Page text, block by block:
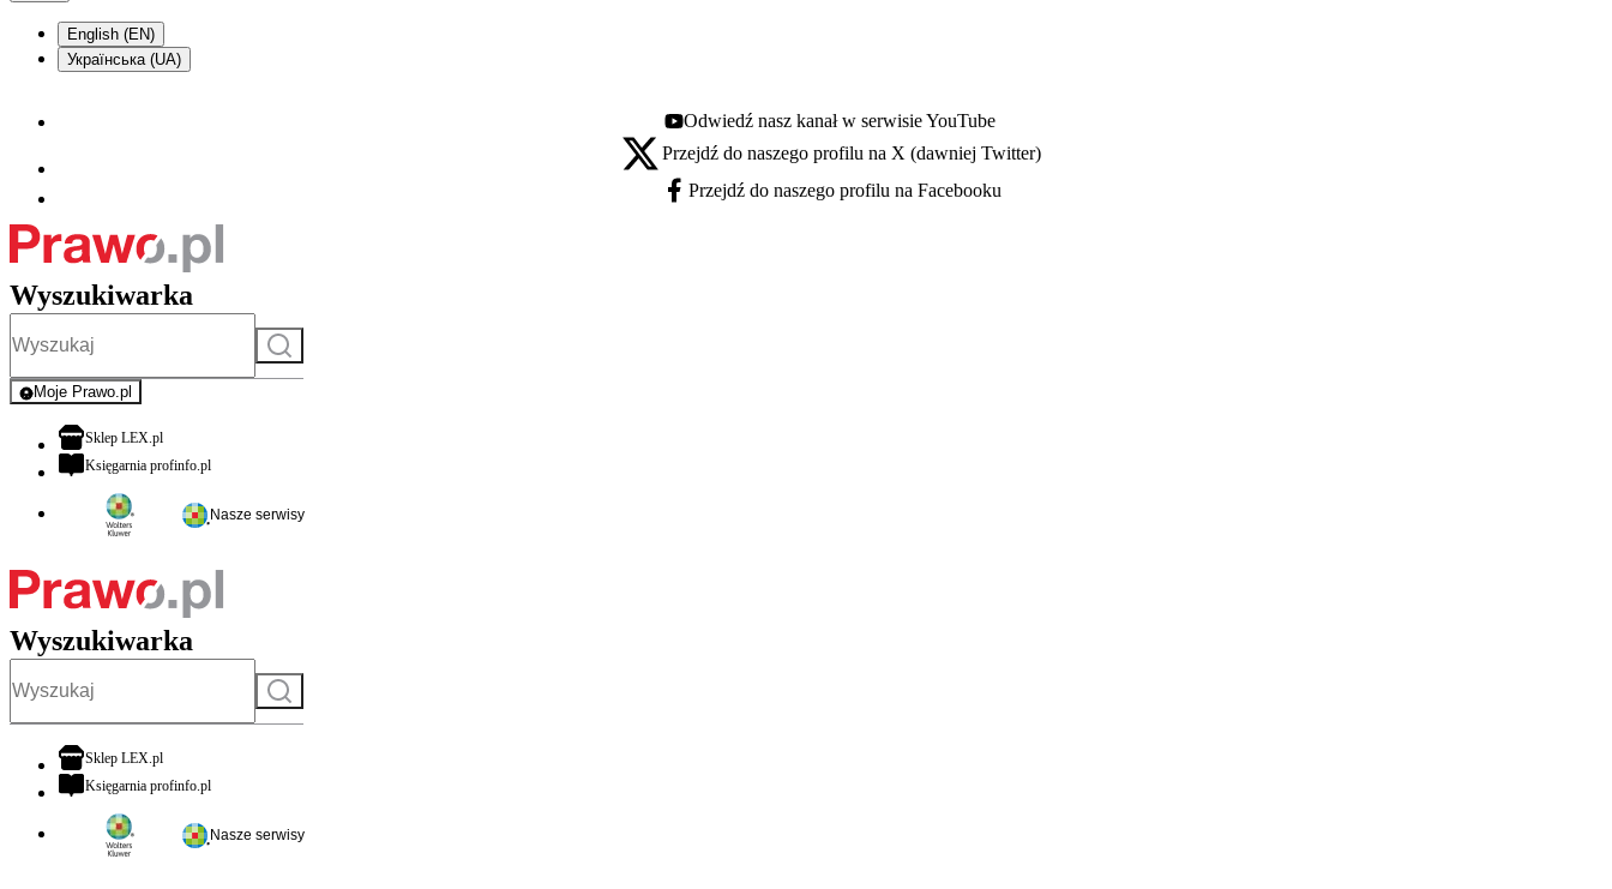
English (EN)
Українська (UA)
Youtube - otwiera się w nowej karcie
Odwiedź nasz kanał w serwisie YouTube
X - otwiera się w nowej karcie
Przejdź do naszego profilu na X (dawniej Twitter)
Facebook - otwiera się w nowej karcie
Przejdź do naszego profilu na Facebooku
Wyszukiwarka
Szukaj
Moje Prawo.pl
- rejestracja i logowanie do serwisu
Sklep LEX.plotwiera się w nowej karcie
Księgarnia profinfo.plotwiera się w nowej karcie
Nasze serwisy
Wyszukiwarka
Szukaj
Sklep LEX.plotwiera się w nowej karcie
Księgarnia profinfo.plotwiera się w nowej karcie
Nasze serwisy